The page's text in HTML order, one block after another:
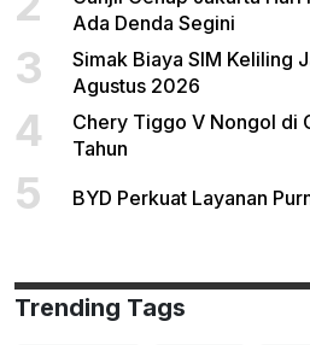
Ada Denda Segini
3
Simak Biaya SIM Keliling
Agustus 2026
4
Chery Tiggo V Nongol di
Tahun
5 BYD Perkuat Layanan
Trending Tags